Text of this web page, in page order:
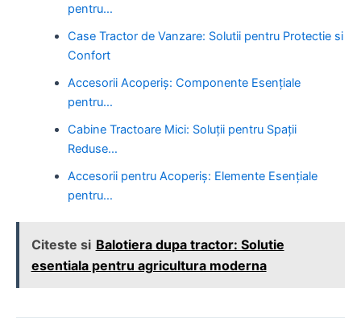
pentru…
Case Tractor de Vanzare: Solutii pentru Protectie si
Confort
Accesorii Acoperiș: Componente Esențiale
pentru…
Cabine Tractoare Mici: Soluții pentru Spații
Reduse…
Accesorii pentru Acoperiș: Elemente Esențiale
pentru…
Citeste si Balotiera dupa tractor: Solutie
esentiala pentru agricultura moderna